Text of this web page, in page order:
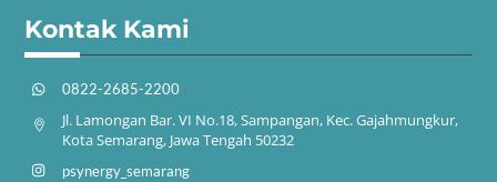
Kontak Kami
0822-2685-2200
Jl. Lamongan Bar. VI No.18, Sampangan, Kec. Gajahmungkur,
Kota Semarang, Jawa Tengah 50232
psynergy_semarang